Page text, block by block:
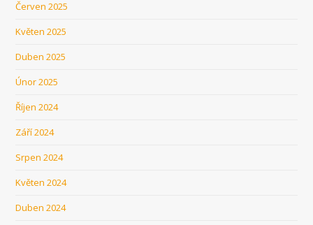
Červen 2025
Květen 2025
Duben 2025
Únor 2025
Říjen 2024
Září 2024
Srpen 2024
Květen 2024
Duben 2024